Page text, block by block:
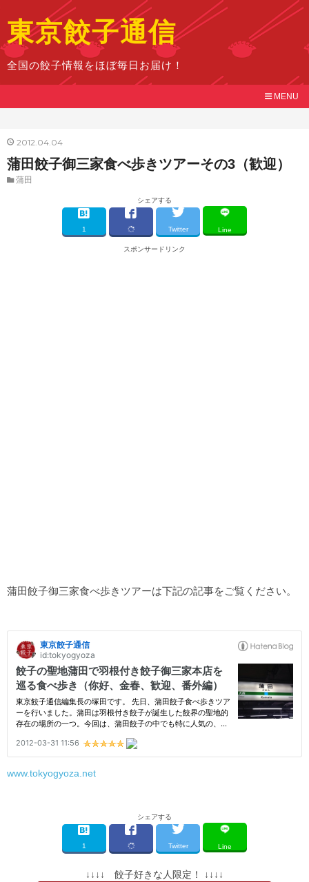
東京餃子通信
全国の餃子情報をほぼ毎日お届け！
MENU
2012 04 04
蒲田餃子御三家食べ歩きツアーその3（歓迎）
蒲田
シェアする
1 Twitter Line
スポンサードリンク
蒲田餃子御三家食べ歩きツアーは下記の記事をご覧ください。
www.tokyogyoza.net
シェアする
1 Twitter Line
↓↓↓↓ 餃子好きな人限定！ ↓↓↓↓